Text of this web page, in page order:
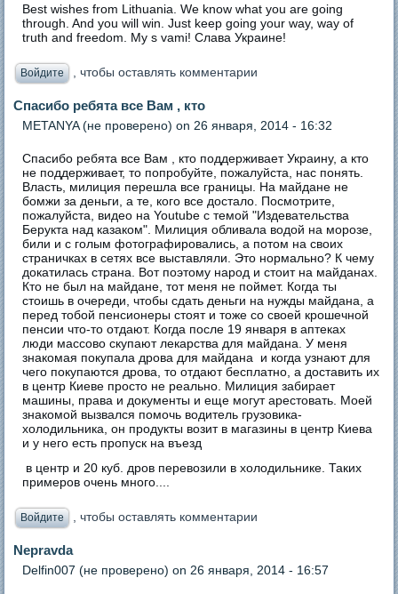
Best wishes from Lithuania. We know what you are going
through. And you will win. Just keep going your way, way of
truth and freedom. My s vami! Слава Украине!
Войдите , чтобы оставлять комментарии
Спасибо ребята все Вам , кто
METANYA (не проверено) on 26 января, 2014 - 16:32
Спасибо ребята все Вам , кто поддерживает Украину, а кто
не поддерживает, то попробуйте, пожалуйста, нас понять.
Власть, милиция перешла все границы. На майдане не
бомжи за деньги, а те, кого все достало. Посмотрите,
пожалуйста, видео на Youtube с темой "Издевательства
Берукта над казаком". Милиция обливала водой на морозе,
били и с голым фотографировались, а потом на своих
страничках в сетях все выставляли. Это нормально? К чему
докатилась страна. Вот поэтому народ и стоит на майданах.
Кто не был на майдане, тот меня не поймет. Когда ты
стоишь в очереди, чтобы сдать деньги на нужды майдана, а
перед тобой пенсионеры стоят и тоже со своей крошечной
пенсии что-то отдают. Когда после 19 января в аптеках
люди массово скупают лекарства для майдана. У меня
знакомая покупала дрова для майдана и когда узнают для
чего покупаются дрова, то отдают бесплатно, а доставить их
в центр Киеве просто не реально. Милиция забирает
машины, права и документы и еще могут арестовать. Моей
знакомой вызвался помочь водитель грузовика-
холодильника, он продукты возит в магазины в центр Киева
и у него есть пропуск на въезд
в центр и 20 куб. дров перевозили в холодильнике. Таких
примеров очень много....
Войдите , чтобы оставлять комментарии
Nepravda
Delfin007 (не проверено) on 26 января, 2014 - 16:57